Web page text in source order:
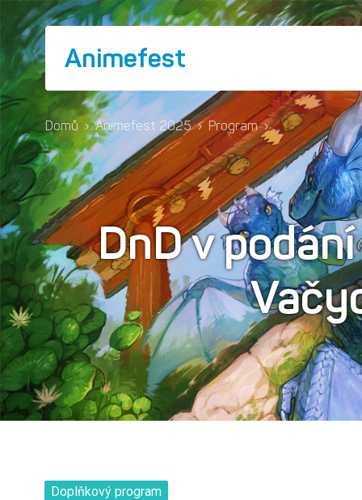
Animefest
Domů › Animefest 2025 › Program ›
DnD v
Doplňkový program